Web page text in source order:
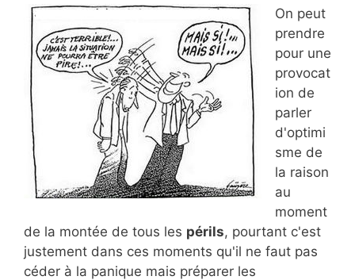
On peut
prendre
pour une
provocat
ion de
parler
d'optimi
sme de
la raison
au
moment
de la montée de tous les périls, pourtant c'est
justement dans ces moments qu'il ne faut pas
céder à la panique mais préparer les